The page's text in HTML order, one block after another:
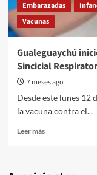
Embarazadas
Vacunas
Gualeguaychú
Sincicial
7 meses ago
Desde este lunes 12
la vacuna contra el...
Leer másRead